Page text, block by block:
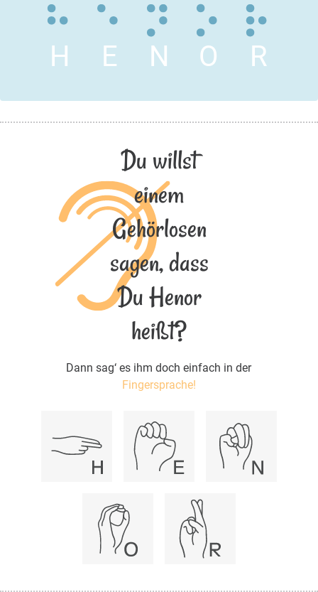
H E N O R
Du willst
einem
Gehörlosen
sagen, dass
Du Henor
heißt?
Dann sag‘ es ihm doch einfach in der
Fingersprache!